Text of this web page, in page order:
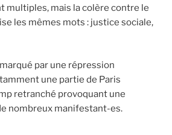
multiples, mais la colère contre le
les mêmes mots : justice sociale,
par une répression
une partie de Paris
retranché provoquant une
nombreux manifestant-es.